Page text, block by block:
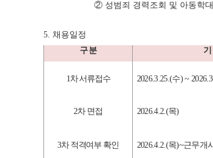
② 성범죄 경력조회 및 아동학
5. 채용일정
구 분
기
1차 서류접수 2026.3.25.(수) ~
2차 면접 2026.4.2.(목)
3차 적격여부 확인 2026.4.2.(목)~근무개